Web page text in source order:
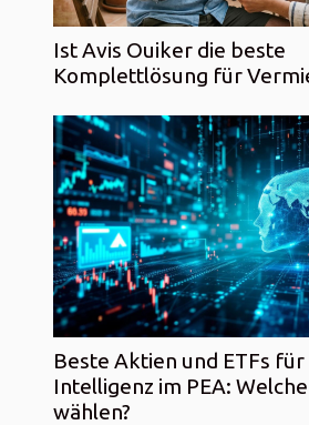
Ist Avis Ouiker die beste
Komplettlösung für
Beste Aktien und ETFs
Intelligenz im PEA:
wählen?